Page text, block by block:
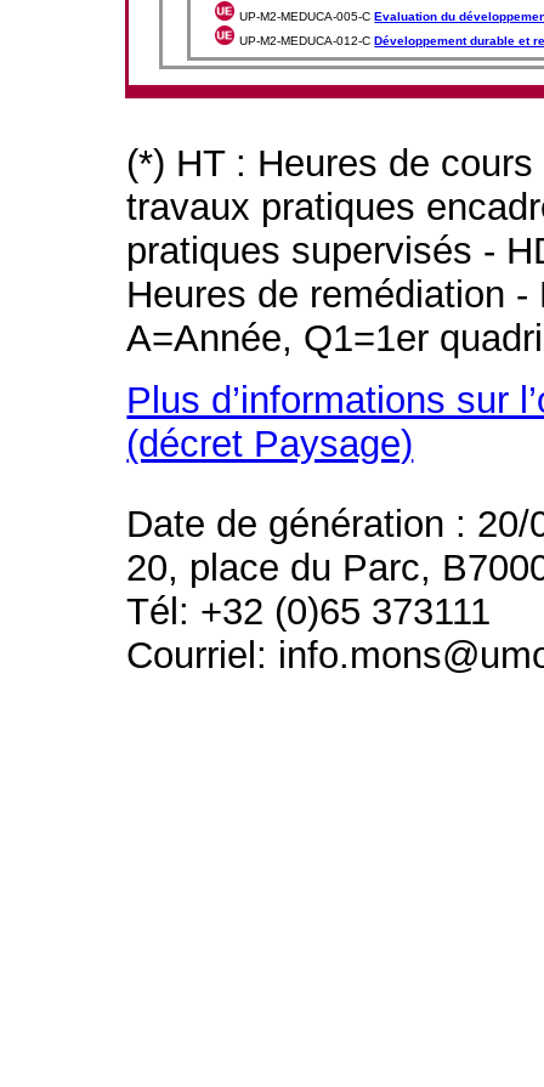
UP-M2-MEDUCA-005-CEvaluation du
UP-M2-MEDUCA-012-CDéveloppement durable et
(*) HT : Heures de
travaux pratiques
pratiques supervisés -
Heures de remédiation
A=Année, Q1=1er
Plus d’informations sur
(décret Paysage)
Date de génération : 20/
20, place du Parc,
Tél: +32 (0)65 373111
Courriel: